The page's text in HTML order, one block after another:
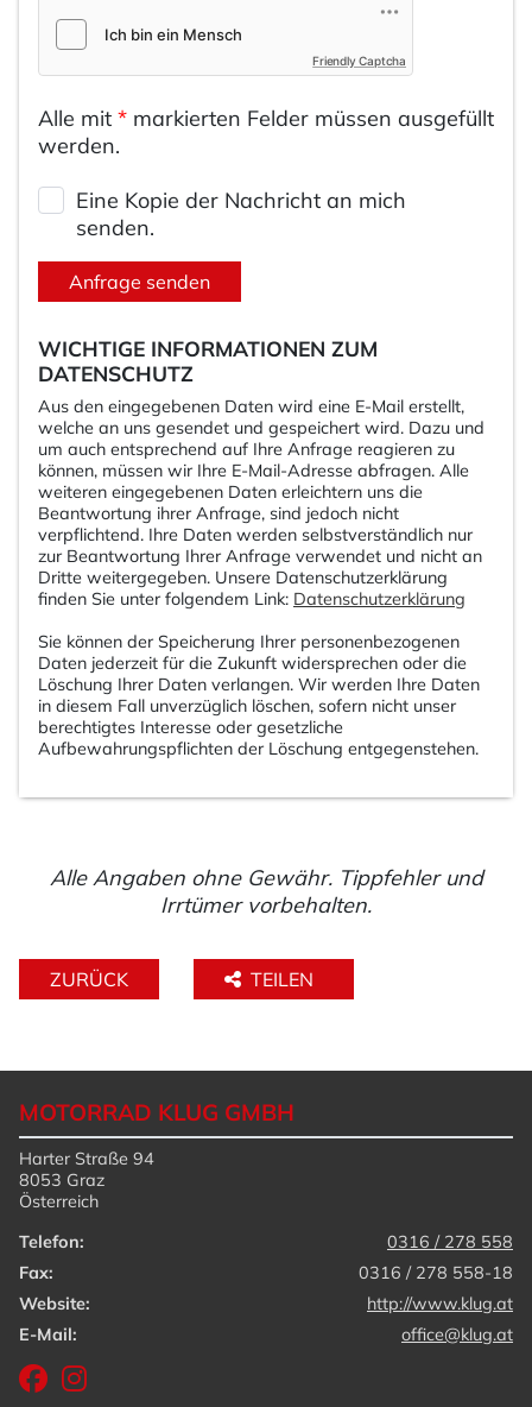
Friendly Captcha
Alle mit * markierten Felder müssen ausgefüllt
werden.
Eine Kopie der Nachricht an mich
senden.
Anfrage senden
WICHTIGE INFORMATIONEN ZUM
DATENSCHUTZ
Aus den eingegebenen Daten wird eine E-Mail erstellt,
welche an uns gesendet und gespeichert wird. Dazu und
um auch entsprechend auf Ihre Anfrage reagieren zu
können, müssen wir Ihre E-Mail-Adresse abfragen. Alle
weiteren eingegebenen Daten erleichtern uns die
Beantwortung ihrer Anfrage, sind jedoch nicht
verpflichtend. Ihre Daten werden selbstverständlich nur
zur Beantwortung Ihrer Anfrage verwendet und nicht an
Dritte weitergegeben. Unsere Datenschutzerklärung
finden Sie unter folgendem Link: Datenschutzerklärung
Sie können der Speicherung Ihrer personenbezogenen
Daten jederzeit für die Zukunft widersprechen oder die
Löschung Ihrer Daten verlangen. Wir werden Ihre Daten
in diesem Fall unverzüglich löschen, sofern nicht unser
berechtigtes Interesse oder gesetzliche
Aufbewahrungspflichten der Löschung entgegenstehen.
Alle Angaben ohne Gewähr. Tippfehler und
Irrtümer vorbehalten.
ZURÜCK TEILEN
MOTORRAD KLUG GMBH
Harter Straße 94
8053 Graz
Österreich
Telefon:
0316 / 278 558
Fax:
0316 / 278 558-18
Website:
http://www.klug.at
E-Mail:
office@klug.at